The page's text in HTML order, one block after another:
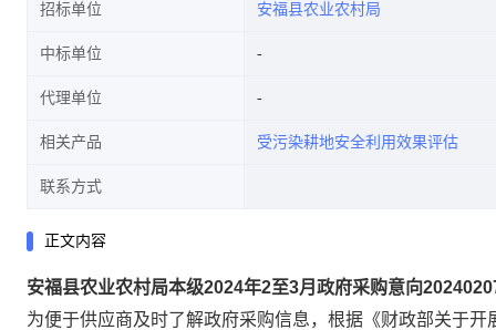
招标单位 安福县农业农村局
中标单位
代理单位
相关产品 受污染耕地安全利用效果评估
联系方式
正文内容
安福县农业农村局本级2024年2至3月政府采购意向
为便于供应商及时了解政府采购信息，根据《财政部关于